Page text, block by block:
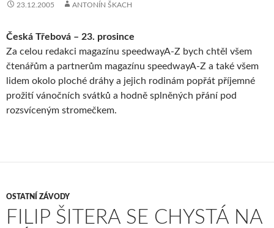
23.12.2005 ANTONÍN ŠKACH
Česká Třebová – 23. prosince
Za celou redakci magazínu speedwayA-Z bych chtěl všem
čtenářům a partnerům magazínu speedwayA-Z a také všem
lidem okolo ploché dráhy a jejich rodinám popřát příjemné
prožití vánočních svátků a hodně splněných přání pod
rozsvíceným stromečkem.
OSTATNÍ ZÁVODY
FILIP ŠITERA SE CHYSTÁ NA